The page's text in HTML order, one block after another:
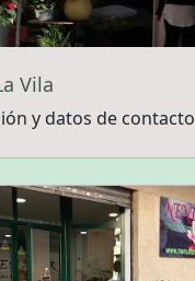
Vila
y datos de contacto